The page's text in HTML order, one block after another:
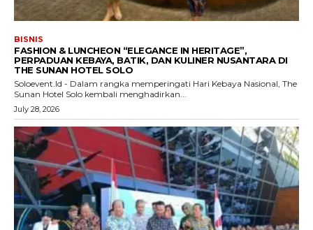
BISNIS
FASHION & LUNCHEON “ELEGANCE IN HERITAGE”,
PERPADUAN KEBAYA, BATIK, DAN KULINER NUSANTARA DI
THE SUNAN HOTEL SOLO
Soloevent.Id - Dalam rangka memperingati Hari Kebaya Nasional, The
Sunan Hotel Solo kembali menghadirkan...
July 28, 2026